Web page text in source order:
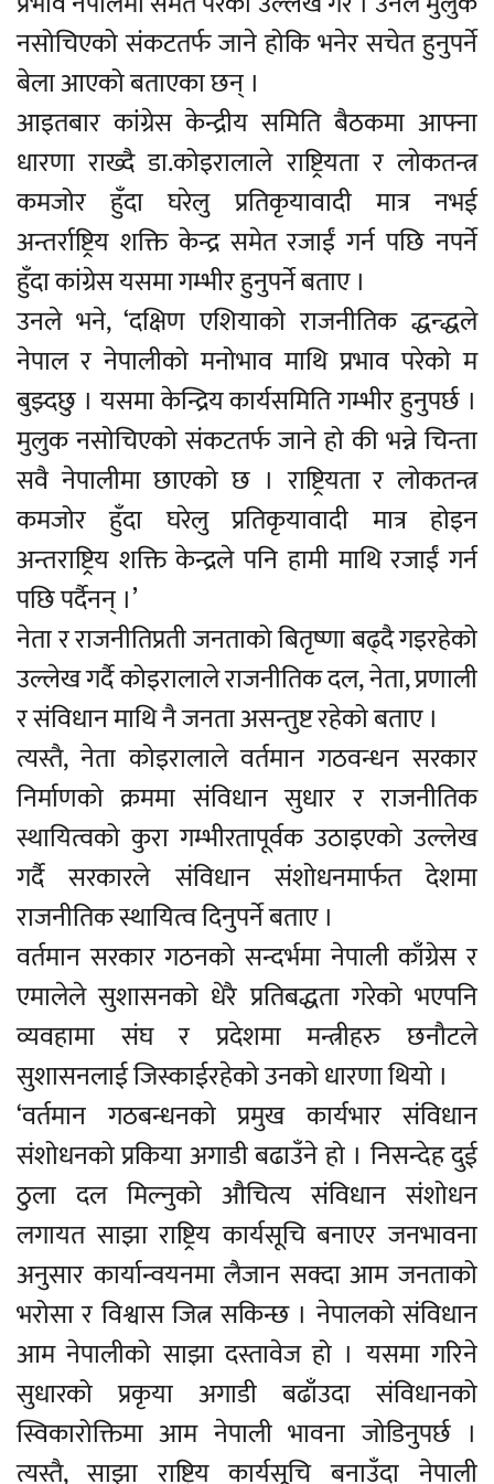
नसोचिएको संकटतर्फ जाने होकि भनेर सचेत हुनुपर्ने
बेला आएको बताएका छन् ।
आइतबार कांग्रेस केन्द्रीय समिति बैठकमा आफ्ना
धारणा राख्दै डा.कोइरालाले राष्ट्रियता र लोकतन्त्र
कमजोर हुँदा घरेलु प्रतिकृयावादी मात्र नभई
अन्तर्राष्ट्रिय शक्ति केन्द्र समेत रजाईं गर्न पछि नपर्ने
हुँदा कांग्रेस यसमा गम्भीर हुनुपर्ने बताए ।
उनले भने, ‘दक्षिण एशियाको राजनीतिक द्धन्द्धले
नेपाल र नेपालीको मनोभाव माथि प्रभाव परेको म
बुझ्दछु । यसमा केन्द्रिय कार्यसमिति गम्भीर हुनुपर्छ ।
मुलुक नसोचिएको संकटतर्फ जाने हो की भन्ने चिन्ता
सवै नेपालीमा छाएको छ । राष्ट्रियता र लोकतन्त्र
कमजोर हुँदा घरेलु प्रतिकृयावादी मात्र होइन
अन्तराष्ट्रिय शक्ति केन्द्रले पनि हामी माथि रजाईं गर्न
पछि पर्दैनन् ।’
नेता र राजनीतिप्रती जनताको बितृष्णा बढ्दै गइरहेको
उल्लेख गर्दै कोइरालाले राजनीतिक दल, नेता, प्रणाली
र संविधान माथि नै जनता असन्तुष्ट रहेको बताए ।
त्यस्तै, नेता कोइरालाले वर्तमान गठवन्धन सरकार
निर्माणको क्रममा संविधान सुधार र राजनीतिक
स्थायित्वको कुरा गम्भीरतापूर्वक उठाइएको उल्लेख
गर्दै सरकारले संविधान संशोधनमार्फत देशमा
राजनीतिक स्थायित्व दिनुपर्ने बताए ।
वर्तमान सरकार गठनको सन्दर्भमा नेपाली काँग्रेस र
एमालेले सुशासनको धेरै प्रतिबद्धता गरेको भएपनि
व्यवहामा संघ र प्रदेशमा मन्त्रीहरु छनौटले
सुशासनलाई जिस्काईरहेको उनको धारणा थियो ।
‘वर्तमान गठबन्धनको प्रमुख कार्यभार संविधान
संशोधनको प्रकिया अगाडी बढाउँने हो । निसन्देह दुई
ठुला दल मिल्नुको औचित्य संविधान संशोधन
लगायत साझा राष्ट्रिय कार्यसूचि बनाएर जनभावना
अनुसार कार्यान्वयनमा लैजान सक्दा आम जनताको
भरोसा र विश्वास जित्न सकिन्छ । नेपालको संविधान
आम नेपालीको साझा दस्तावेज हो । यसमा गरिने
सुधारको प्रकृया अगाडी बढाँउदा संविधानको
स्विकारोक्तिमा आम नेपाली भावना जोडिनुपर्छ ।
त्यस्तै, साझा राष्ट्रिय कार्यसूचि बनाउँदा नेपाली